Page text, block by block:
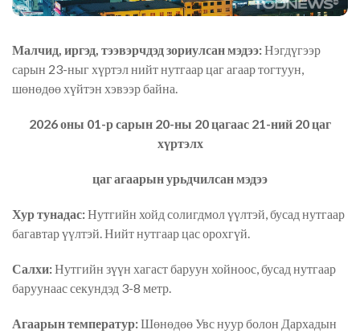
Малчид, иргэд, тээвэрчдэд зориулсан мэдээ:Нэгдүгээр
сарын 23-ныг хүртэл нийт нутгаар цаг агаар тогтуун,
шөнөдөө хүйтэн хэвээр байна.
2026 оны 01-р сарын 20-ны 20 цагаас 21-ний 20 цаг
хүртэлх
цаг агаарын урьдчилсан мэдээ
Хур тунадас:Нутгийн хойд солигдмол үүлтэй, бусад нутгаар
багавтар үүлтэй. Нийт нутгаар цас орохгүй.
Салхи:Нутгийн зүүн хагаст баруун хойноос, бусад нутгаар
баруунаас секундэд 3-8 метр.
Агаарын температур:Шөнөдөө Увс нуур болон Дархадын